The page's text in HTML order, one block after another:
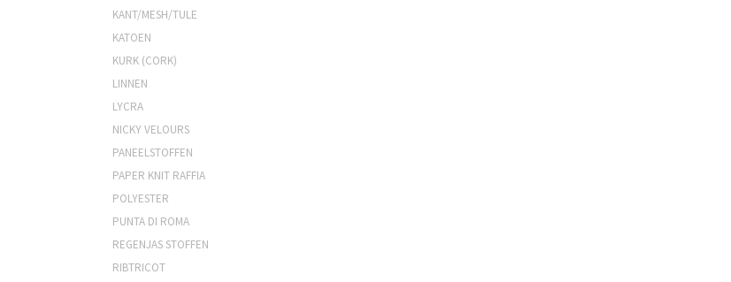
KANT/MESH/TULE
KATOEN
KURK (CORK)
LINNEN
LYCRA
NICKY VELOURS
PANEELSTOFFEN
PAPER KNIT RAFFIA
POLYESTER
PUNTA DI ROMA
REGENJAS STOFFEN
RIBTRICOT